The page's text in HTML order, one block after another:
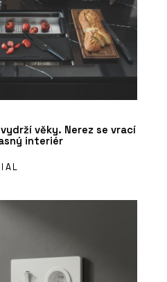
věky. Nerez se vrací
interiér